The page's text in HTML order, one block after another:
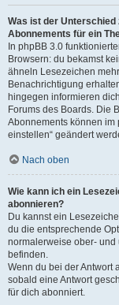
Was ist der Unterschied
Abonnements für ein
In phpBB 3.0
Browsern: du bekamst
ähneln Lesezeichen
Benachrichtigung
hingegen informieren
Forums des Boards. Die
Abonnements können im
einstellen“ geändert
Nach oben
Wie kann ich ein
abonnieren?
Du kannst ein
du die entsprechende
normalerweise ober-
befinden.
Wenn du bei der Antwort
sobald eine Antwort
für dich abonniert.